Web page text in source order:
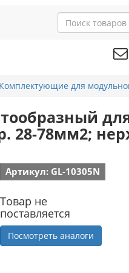
Комплектующие для
28-78мм2;
Артикул: GL-10305N
Товар не
поставляется
Посмотреть аналоги